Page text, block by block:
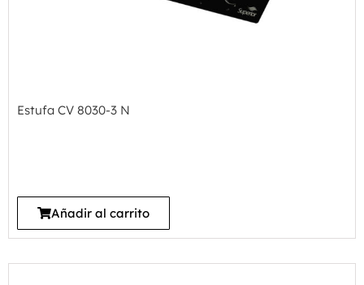
Estufa CV 8030-3 N
Añadir al carrito